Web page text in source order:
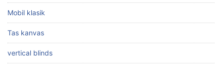
Mobil klasik
Tas kanvas
vertical blinds